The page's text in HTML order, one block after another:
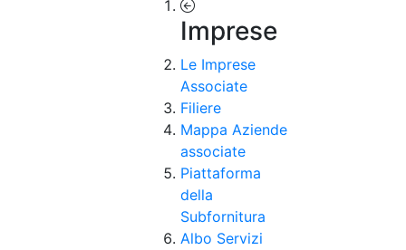
Imprese
Le Imprese
Associate
Filiere
Mappa Aziende
associate
Piattaforma
della
Subfornitura
Albo Servizi